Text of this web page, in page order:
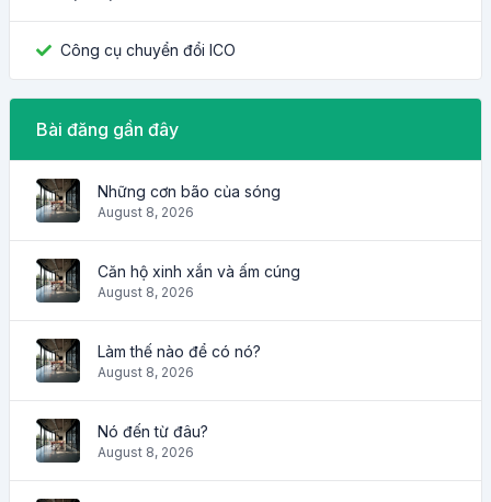
Công cụ chuyển đổi ICO
Bài đăng gần đây
Những cơn bão của sóng
August 8, 2026
Căn hộ xinh xắn và ấm cúng
August 8, 2026
Làm thế nào để có nó?
August 8, 2026
Nó đến từ đâu?
August 8, 2026